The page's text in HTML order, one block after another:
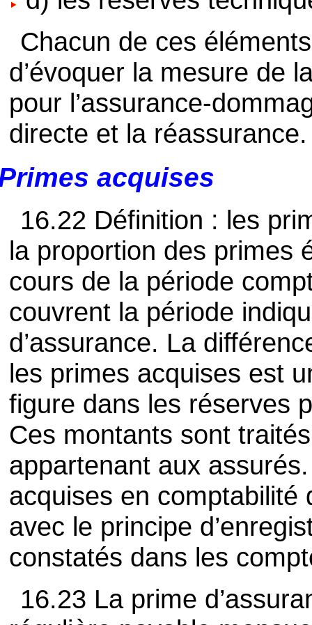
Chacun de ces
d’évoquer la mesure de
pour l’assurance-
directe et la réassurance.
acquises
16.22 Définition : les
la proportion des primes
cours de la période
couvrent la période
d’assurance. La
les primes acquises est
figure dans les réserves
Ces montants sont
appartenant aux
acquises en comptabilité
avec le principe
constatés dans les
16.23 La prime